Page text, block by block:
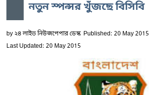
নতুন স্পন্সর খুঁজছে বিসিবি
by২৪ লাইভ নিউজপেপার ডেস্ক Published: 20 May 2015
Last Updated: 20 May 2015